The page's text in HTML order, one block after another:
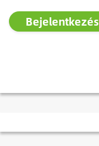
Bejelentkezés